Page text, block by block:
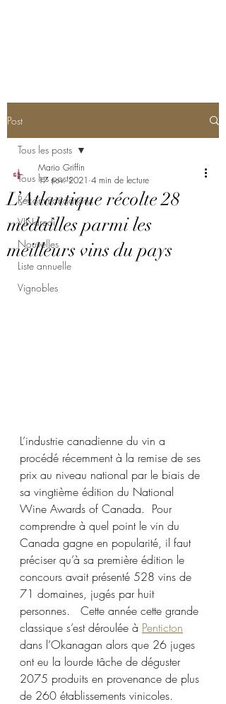
Post
Tous les posts
Recommandations
VINdredi
Nouvelles
Liste annuelle
Vignobles
Tous les posts
L’Atlantique récolte 28
médailles parmi les
meilleurs vins du pays
Mario Griffin
17 nov. 2021 4 min de lecture
L’industrie canadienne du vin a
procédé récemment à la remise de ses
prix au niveau national par le biais de
sa vingtième édition du National
Wine Awards of Canada.  Pour
comprendre à quel point le vin du
Canada gagne en popularité, il faut
préciser qu’à sa première édition le
concours avait présenté 528 vins de
71 domaines, jugés par huit
personnes.   Cette année cette grande
classique s’est déroulée à Penticton
dans l’Okanagan alors que 26 juges
ont eu la lourde tâche de déguster
2075 produits en provenance de plus
de 260 établissements vinicoles.